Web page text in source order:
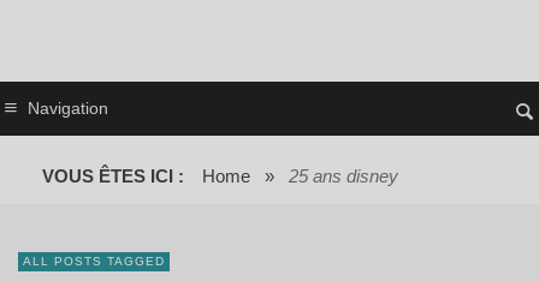
Navigation
VOUS ÊTES ICI : Home » 25 ans disney
ALL POSTS TAGGED